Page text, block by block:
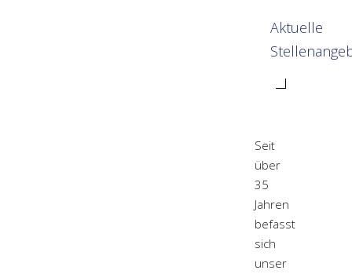
Aktuelle
Seit
über
35
Jahren
befasst
sich
unser